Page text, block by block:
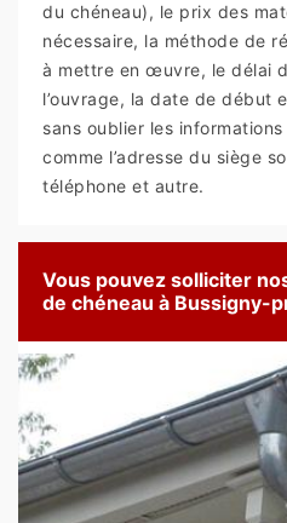
du chéneau), le prix des
nécessaire, la méthode de
à mettre en œuvre, le délai
l’ouvrage, la date de début
sans oublier les
comme l’adresse du siège
téléphone et autre.
Vous pouvez solliciter
de chéneau à Bussigny-